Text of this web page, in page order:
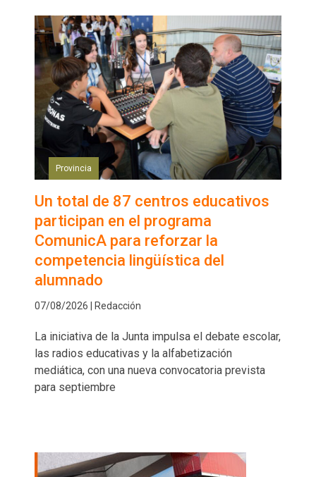
Provincia
Un total de 87 centros educativos
participan en el programa
ComunicA para reforzar la
competencia lingüística del
alumnado
07/08/2026 | Redacción
La iniciativa de la Junta impulsa el debate escolar,
las radios educativas y la alfabetización
mediática, con una nueva convocatoria prevista
para septiembre